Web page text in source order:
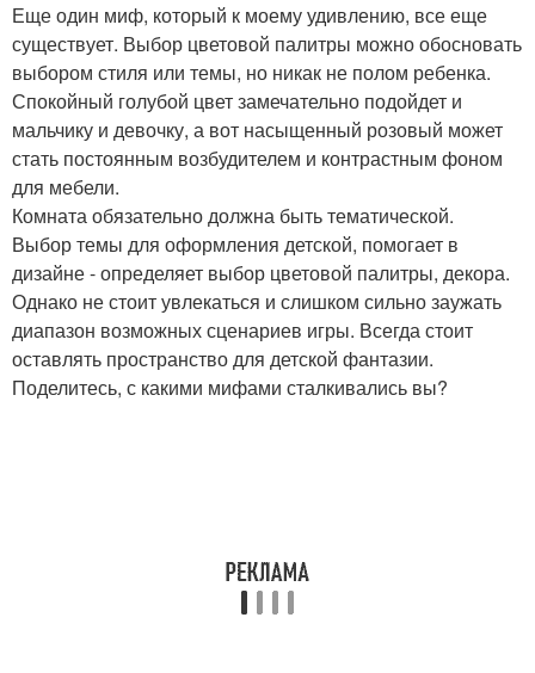
Еще один миф, который к моему удивлению, все еще
существует. Выбор цветовой палитры можно обосновать
выбором стиля или темы, но никак не полом ребенка.
Спокойный голубой цвет замечательно подойдет и
мальчику и девочку, а вот насыщенный розовый может
стать постоянным возбудителем и контрастным фоном
для мебели.
Комната обязательно должна быть тематической.
Выбор темы для оформления детской, помогает в
дизайне - определяет выбор цветовой палитры, декора.
Однако не стоит увлекаться и слишком сильно заужать
диапазон возможных сценариев игры. Всегда стоит
оставлять пространство для детской фантазии.
Поделитесь, с какими мифами сталкивались вы?